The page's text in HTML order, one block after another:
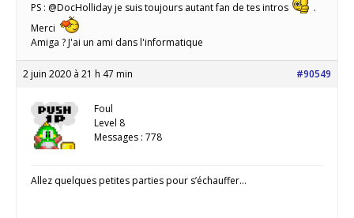
PS : @DocHolliday je suis toujours autant fan de tes intros
.
Merci
Amiga ? J'ai un ami dans l'informatique
2 juin 2020 à 21 h 47 min #90549
Foul
Level 8
Messages : 778
Allez quelques petites parties pour s’échauffer…